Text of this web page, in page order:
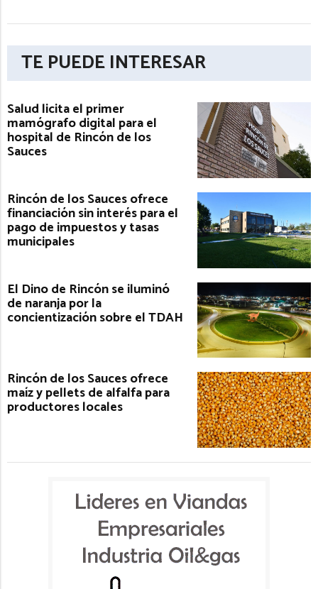
TE PUEDE INTERESAR
Salud licita el primer
mamógrafo digital para el
hospital de Rincón de los
Sauces
Rincón de los Sauces ofrece
financiación sin interés para el
pago de impuestos y tasas
municipales
El Dino de Rincón se iluminó
de naranja por la
concientización sobre el TDAH
Rincón de los Sauces ofrece
maíz y pellets de alfalfa para
productores locales